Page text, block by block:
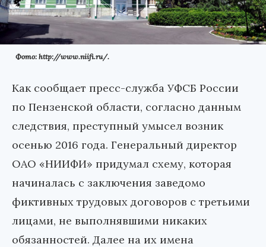
Фото: http://www.niifi.ru/.
Как сообщает пресс-служба УФСБ России
по Пензенской области, согласно данным
следствия, преступный умысел возник
осенью 2016 года. Генеральный директор
ОАО «НИИФИ» придумал схему, которая
начиналась с заключения заведомо
фиктивных трудовых договоров с третьими
лицами, не выполнявшими никаких
обязанностей. Далее на их имена